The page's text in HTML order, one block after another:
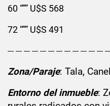
60 “”” U$S 568
72 “”” U$S 491
--- --- --- --- --- --- --- --- --- --- --- ---
Zona/Paraje: Tala,
Entorno del inmueble: